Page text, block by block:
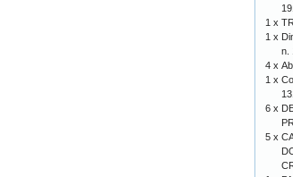
1 x
1 x
n.
4 x
1 x
6 x
5 x